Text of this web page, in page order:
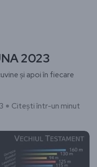
2023
și apoi în fiecare
Citești într-un minut